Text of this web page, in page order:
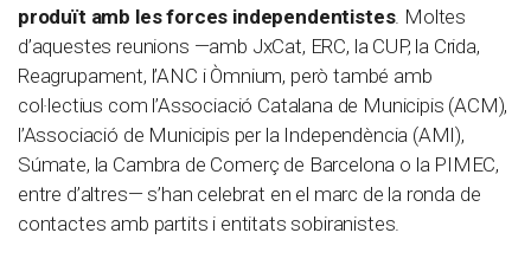
produït amb les forces independentistes. Moltes
d’aquestes reunions —amb JxCat, ERC, la CUP, la Crida,
Reagrupament, l’ANC i Òmnium, però també amb
col·lectius com l’Associació Catalana de Municipis (ACM),
l’Associació de Municipis per la Independència (AMI),
Súmate, la Cambra de Comerç de Barcelona o la PIMEC,
entre d’altres— s’han celebrat en el marc de la ronda de
contactes amb partits i entitats sobiranistes.